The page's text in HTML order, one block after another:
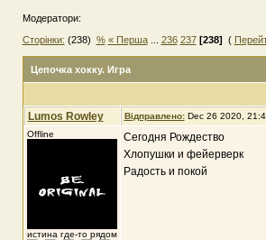
Модератори:
Сторінки: (238) % « Перша... 236 237 [238] (
Цепочка хокку. Игра
Lumos Rowley Відправлено: Dec 26 2020,
Offline
истина где-то рядом
Сегодня Рождество
Хлопушки и фейерверк
Радость и покой